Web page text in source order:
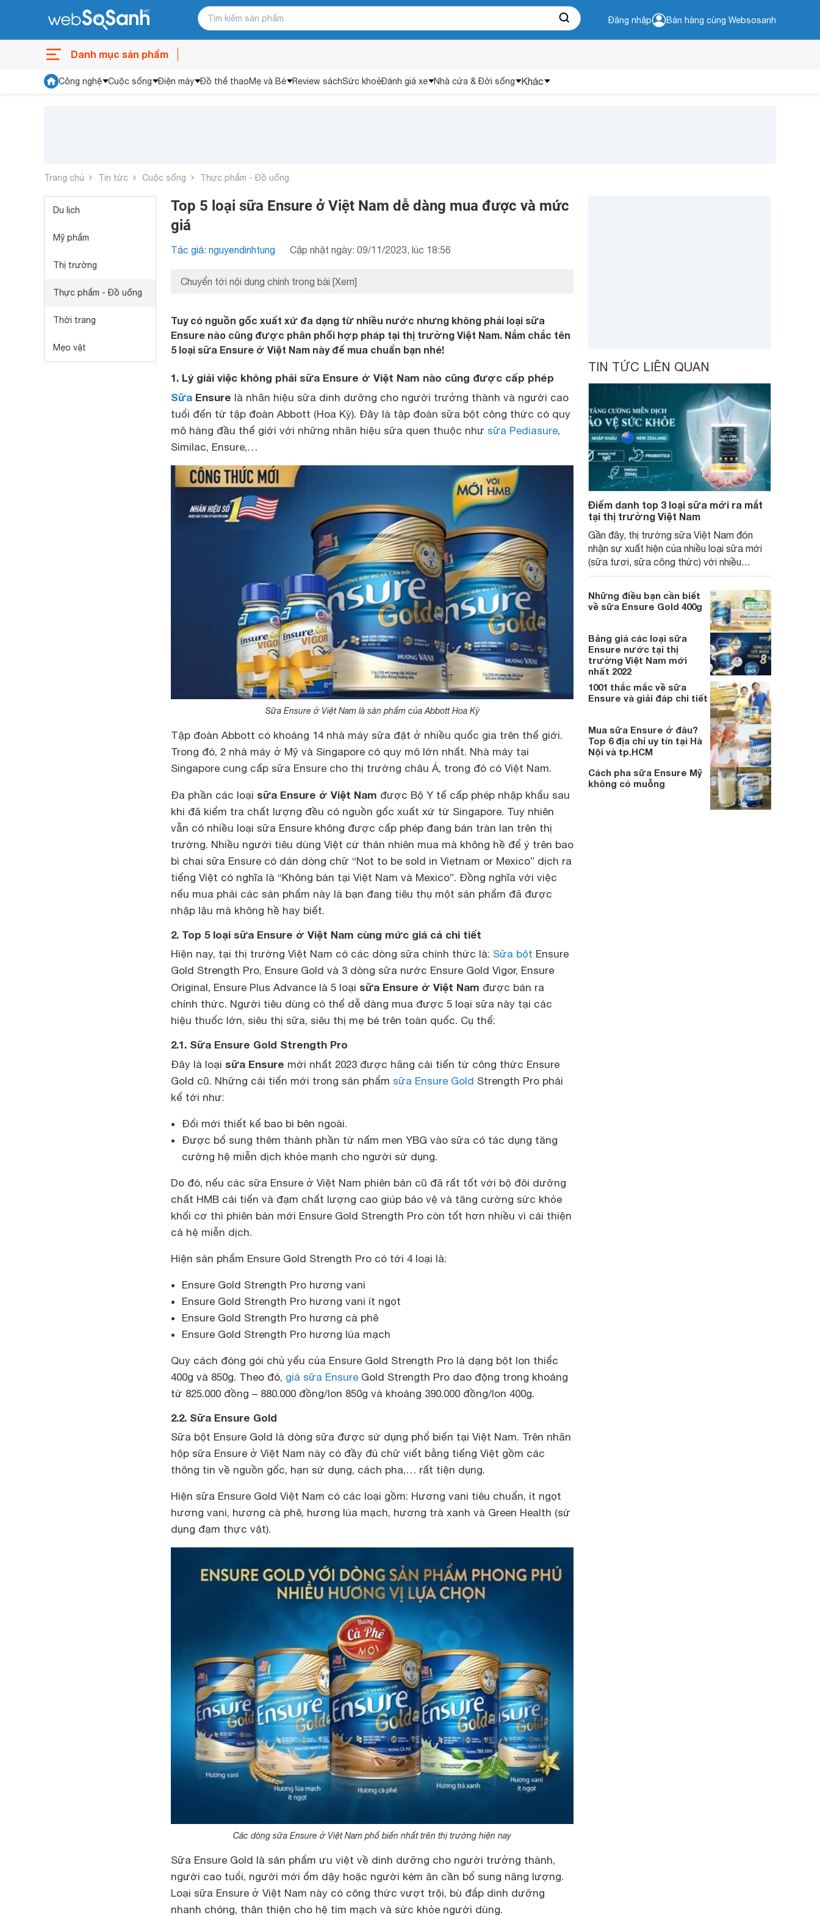
Đăng nhập Bán hàng cùng Websosanh
Danh mục sản phẩm
Công nghệ Cuộc sống Điện máy Đồ thể thaoMẹ và Bé Review sáchSức khoẻĐánh giá xe Nhà cửa & Đời sống Khác
Trang chủ Tin tức Cuộc sống Thực phẩm - Đồ uống
Du lịch
Mỹ phẩm
Thị trường
Thực phẩm - Đồ uống
Thời trang
Mẹo vặt
Top 5 loại sữa Ensure ở Việt Nam dễ dàng mua được và mức
giá
Tác giả: nguyendinhtung Cập nhật ngày: 09/11/2023, lúc 18:56
Chuyển tới nội dung chính trong bài [Xem]
Tuy có nguồn gốc xuất xứ đa dạng từ nhiều nước nhưng không phải loại sữa
Ensure nào cũng được phân phối hợp pháp tại thị trường Việt Nam. Nắm chắc tên
5 loại sữa Ensure ở Việt Nam này để mua chuẩn bạn nhé!
1. Lý giải việc không phải sữa Ensure ở Việt Nam nào cũng được cấp phép
Sữa Ensure là nhãn hiệu sữa dinh dưỡng cho người trưởng thành và người cao
tuổi đến từ tập đoàn Abbott (Hoa Kỳ). Đây là tập đoàn sữa bột công thức có quy
mô hàng đầu thế giới với những nhãn hiệu sữa quen thuộc như sữa Pediasure,
Similac, Ensure,…
Sữa Ensure ở Việt Nam là sản phẩm của Abbott Hoa Kỳ
Tập đoàn Abbott có khoảng 14 nhà máy sữa đặt ở nhiều quốc gia trên thế giới.
Trong đó, 2 nhà máy ở Mỹ và Singapore có quy mô lớn nhất. Nhà máy tại
Singapore cung cấp sữa Ensure cho thị trường châu Á, trong đó có Việt Nam.
Đa phần các loại sữa Ensure ở Việt Nam được Bộ Y tế cấp phép nhập khẩu sau
khi đã kiểm tra chất lượng đều có nguồn gốc xuất xứ từ Singapore. Tuy nhiên
vẫn có nhiều loại sữa Ensure không được cấp phép đang bán tràn lan trên thị
trường. Nhiều người tiêu dùng Việt cứ thản nhiên mua mà không hề để ý trên bao
bì chai sữa Ensure có dán dòng chữ “Not to be sold in Vietnam or Mexico” dịch ra
tiếng Việt có nghĩa là “Không bán tại Việt Nam và Mexico”. Đồng nghĩa với việc
nếu mua phải các sản phẩm này là bạn đang tiêu thụ một sản phẩm đã được
nhập lậu mà không hề hay biết.
2. Top 5 loại sữa Ensure ở Việt Nam cùng mức giá cả chi tiết
Hiện nay, tại thị trường Việt Nam có các dòng sữa chính thức là: Sữa bột Ensure
Gold Strength Pro, Ensure Gold và 3 dòng sữa nước Ensure Gold Vigor, Ensure
Original, Ensure Plus Advance là 5 loại sữa Ensure ở Việt Nam được bán ra
chính thức. Người tiêu dùng có thể dễ dàng mua được 5 loại sữa này tại các
hiệu thuốc lớn, siêu thị sữa, siêu thị mẹ bé trên toàn quốc. Cụ thể:
2.1. Sữa Ensure Gold Strength Pro
Đây là loại sữa Ensure mới nhất 2023 được hãng cải tiến từ công thức Ensure
Gold cũ. Những cải tiến mới trong sản phẩm sữa Ensure Gold Strength Pro phải
kể tới như:
Đổi mới thiết kế bao bì bên ngoài.
Được bổ sung thêm thành phần từ nấm men YBG vào sữa có tác dụng tăng
cường hệ miễn dịch khỏe mạnh cho người sử dụng.
Do đó, nếu các sữa Ensure ở Việt Nam phiên bản cũ đã rất tốt với bộ đôi dưỡng
chất HMB cải tiến và đạm chất lượng cao giúp bảo vệ và tăng cường sức khỏe
khối cơ thì phiên bản mới Ensure Gold Strength Pro còn tốt hơn nhiều vì cải thiện
cả hệ miễn dịch.
Hiện sản phẩm Ensure Gold Strength Pro có tới 4 loại là:
Ensure Gold Strength Pro hương vani
Ensure Gold Strength Pro hương vani ít ngọt
Ensure Gold Strength Pro hương cà phê
Ensure Gold Strength Pro hương lúa mạch
Quy cách đóng gói chủ yếu của Ensure Gold Strength Pro là dạng bột lon thiếc
400g và 850g. Theo đó, giá sữa Ensure Gold Strength Pro dao động trong khoảng
từ 825.000 đồng – 880.000 đồng/lon 850g và khoảng 390.000 đồng/lon 400g.
2.2. Sữa Ensure Gold
Sữa bột Ensure Gold là dòng sữa được sử dụng phổ biến tại Việt Nam. Trên nhãn
hộp sữa Ensure ở Việt Nam này có đầy đủ chữ viết bằng tiếng Việt gồm các
thông tin về nguồn gốc, hạn sử dụng, cách pha,… rất tiện dụng.
Hiện sữa Ensure Gold Việt Nam có các loại gồm: Hương vani tiêu chuẩn, ít ngọt
hương vani, hương cà phê, hương lúa mạch, hương trà xanh và Green Health (sử
dụng đạm thực vật).
Các dòng sữa Ensure ở Việt Nam phổ biến nhất trên thị trường hiện nay
Sữa Ensure Gold là sản phẩm ưu việt về dinh dưỡng cho người trưởng thành,
người cao tuổi, người mới ốm dậy hoặc người kém ăn cần bổ sung năng lượng.
Loại sữa Ensure ở Việt Nam này có công thức vượt trội, bù đắp dinh dưỡng
nhanh chóng, thân thiện cho hệ tim mạch và sức khỏe người dùng.
TIN TỨC LIÊN QUAN
Điểm danh top 3 loại sữa mới ra mắt
tại thị trường Việt Nam
Gần đây, thị trường sữa Việt Nam đón
nhận sự xuất hiện của nhiều loại sữa mới
(sữa tươi, sữa công thức) với nhiều
hương vị, mức giá và phù hợp với nhiều độ
tuổi người dùng.
Những điều bạn cần biết
về sữa Ensure Gold 400g
Bảng giá các loại sữa
Ensure nước tại thị
trường Việt Nam mới
nhất 2022
1001 thắc mắc về sữa
Ensure và giải đáp chi tiết
Mua sữa Ensure ở đâu?
Top 6 địa chỉ uy tín tại Hà
Nội và tp.HCM
Cách pha sữa Ensure Mỹ
không có muỗng